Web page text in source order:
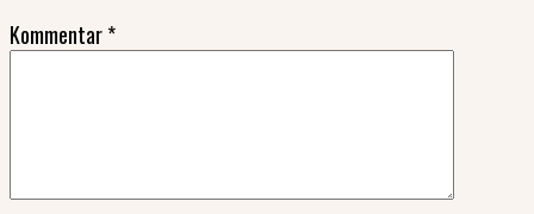
Kommentar*